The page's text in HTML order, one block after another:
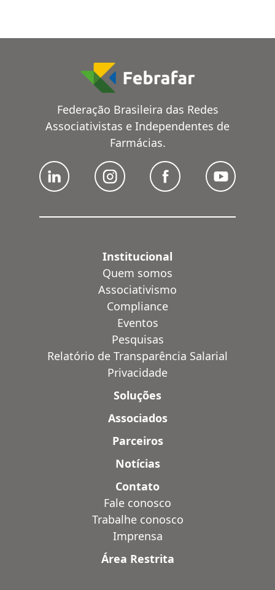
Federação Brasileira das Redes
Associativistas e Independentes de
Farmácias.
Institucional
Quem somos
Associativismo
Compliance
Eventos
Pesquisas
Relatório de Transparência Salarial
Privacidade
Soluções
Associados
Parceiros
Notícias
Contato
Fale conosco
Trabalhe conosco
Imprensa
Área Restrita